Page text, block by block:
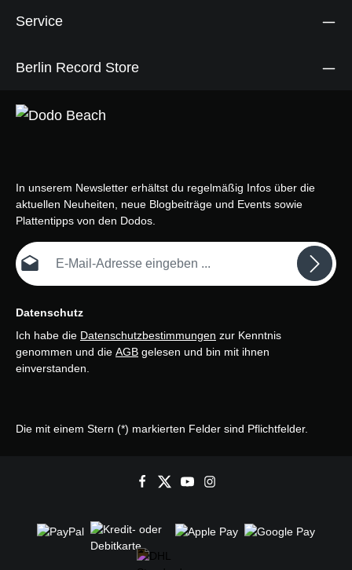
Service
Berlin Record Store
In unserem Newsletter erhältst du regelmäßig Infos über die
aktuellen Neuheiten, neue Blogbeiträge und Events sowie
Plattentipps von den Dodos.
E-Mail-Adresse*
Datenschutz
Ich habe die Datenschutzbestimmungen zur Kenntnis
genommen und die AGB gelesen und bin mit ihnen
einverstanden.
Die mit einem Stern (*) markierten Felder sind Pflichtfelder.